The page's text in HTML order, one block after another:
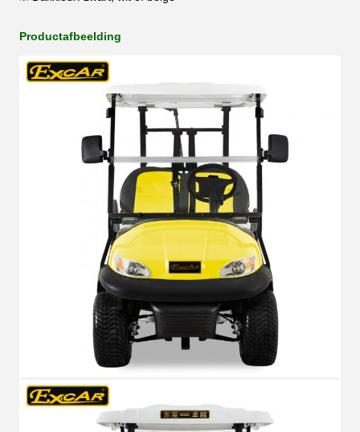
Productafbeelding